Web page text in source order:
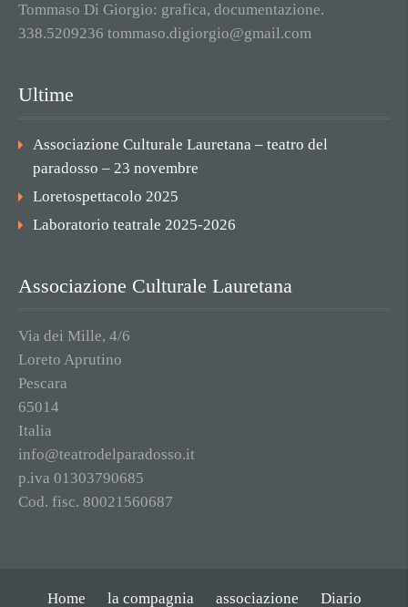
Tommaso Di Giorgio: grafica, documentazione.
338.5209236 tommaso.digiorgio@gmail.com
Ultime
Associazione Culturale Lauretana – teatro del
paradosso – 23 novembre
Loretospettacolo 2025
Laboratorio teatrale 2025-2026
Associazione Culturale Lauretana
Via dei Mille, 4/6
Loreto Aprutino
Pescara
65014
Italia
info@teatrodelparadosso.it
p.iva 01303790685
Cod. fisc. 80021560687
Home la compagnia associazione Diario